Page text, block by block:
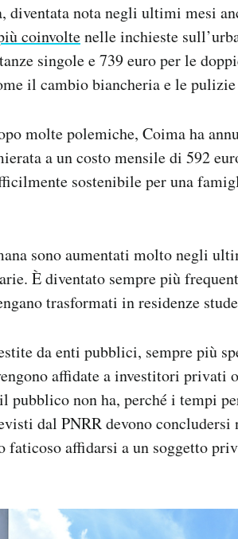
diventata nota negli ultimi mesi
coinvoltenelle inchieste
singole e 739 euro per le
il cambio biancheria e le
molte polemiche, Coima ha
a un costo mensile di 592
sostenibile per una
sono aumentati molto negli
È diventato sempre più
trasformati in residenze
da enti pubblici, sempre più
affidate a investitori privati
pubblico non ha, perché i tempi
dal PNRR devono concludersi
faticoso affidarsi a un soggetto